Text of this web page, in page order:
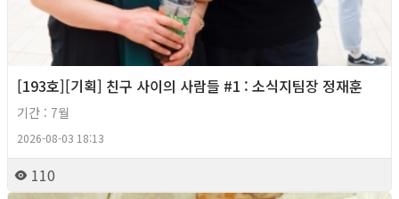
[193호][기획] 친구 사이의 사람들 #1 : 소식지팀장 정재훈
기간 : 7월
2026-08-03 18:13
110